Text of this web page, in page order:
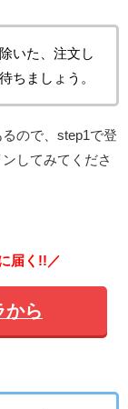
いた、注文し
ちましょう。
ので、 step1で登
してみてくださ
届く!!／
から